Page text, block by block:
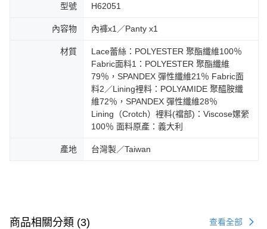
型號 H62051
內容物 內褲x1／Panty x1
材質
Lace蕾絲：POLYESTER 聚酯纖維100％
Fabric面料1：POLYESTER 聚酯纖維
79％，SPANDEX 彈性纖維21％ Fabric面
料2／Lining裡料：POLYAMIDE 聚醯胺纖
維72％，SPANDEX 彈性纖維28％
Lining（Crotch）裡料(襠部)：Viscose嫘縈
100％ 面料原產：義大利
產地 台灣製／Taiwan
商品相關分類 (3) 查看全部